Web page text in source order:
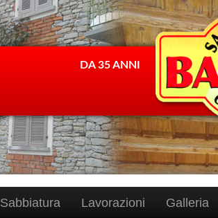
DA 35 ANNI
Sabbiatura Lavorazioni Galleria